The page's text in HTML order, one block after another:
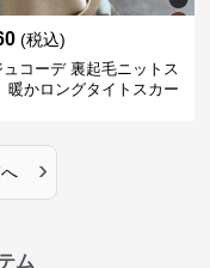
(税込)
コーデ 裏起毛ニットス
暖かロングタイトスカー
›
ム